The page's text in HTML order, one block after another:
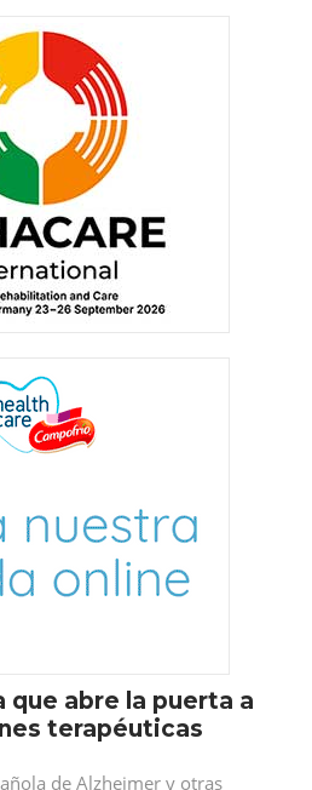
que abre la puerta a
terapéuticas
de Alzheimer y otras